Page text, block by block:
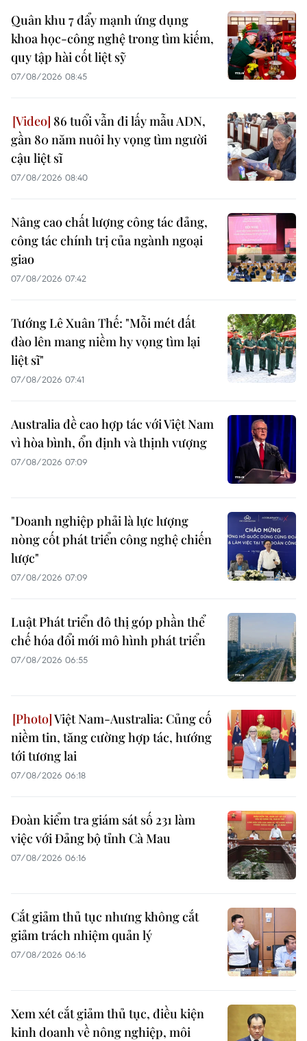
Quân khu 7 đẩy mạnh ứng dụng
khoa học-công nghệ trong tìm kiếm,
quy tập hài cốt liệt sỹ
07/08/2026 08:45
86 tuổi vẫn đi lấy mẫu ADN,
gần 80 năm nuôi hy vọng tìm người
cậu liệt sĩ
07/08/2026 08:40
Nâng cao chất lượng công tác đảng,
công tác chính trị của ngành ngoại
giao
07/08/2026 07:42
Tướng Lê Xuân Thế: "Mỗi mét đất
đào lên mang niềm hy vọng tìm lại
liệt sĩ"
07/08/2026 07:41
Australia đề cao hợp tác với Việt Nam
vì hòa bình, ổn định và thịnh vượng
07/08/2026 07:09
"Doanh nghiệp phải là lực lượng
nòng cốt phát triển công nghệ chiến
lược"
07/08/2026 07:09
Luật Phát triển đô thị góp phần thể
chế hóa đổi mới mô hình phát triển
07/08/2026 06:55
Việt Nam-Australia: Củng cố
niềm tin, tăng cường hợp tác, hướng
tới tương lai
07/08/2026 06:18
Đoàn kiểm tra giám sát số 231 làm
việc với Đảng bộ tỉnh Cà Mau
07/08/2026 06:16
Cắt giảm thủ tục nhưng không cắt
giảm trách nhiệm quản lý
07/08/2026 06:16
Xem xét cắt giảm thủ tục, điều kiện
kinh doanh về nông nghiệp, môi